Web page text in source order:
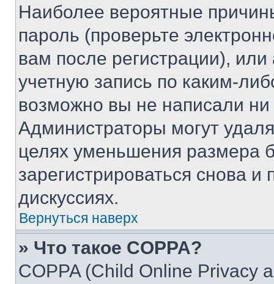
Наиболее вероятные
пароль (проверьте
вам после регистрации),
учетную запись по каким-
возможно вы не написали
Администраторы могут
целях уменьшения размера
зарегистрироваться снова и
дискуссиях.
Вернуться наверх
» Что такое COPPA?
COPPA (Child Online Privacy